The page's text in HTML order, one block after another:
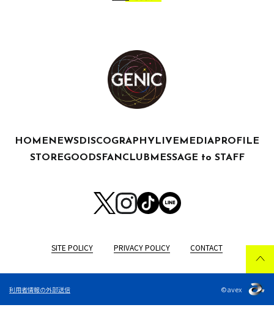
HOME NEWS DISCOGRAPHY LIVE MEDIA PROFILE
STOREGOODSFANCLUB MESSAGE to STAFF
SITE POLICY PRIVACY POLICY CONTACT
利用者情報の外部送信 ©avex